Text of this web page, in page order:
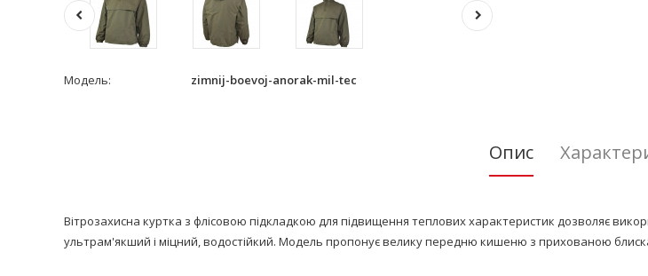
Модель: zimnij-boevoj-anorak-mil-tec
Опис
Вітрозахисна куртка з флісовою підкладкою для підвищення теплових характеристик дозволяє
ультрам'якший і міцний, водостійкий. Модель пропонує велику передню кишеню з прихованою